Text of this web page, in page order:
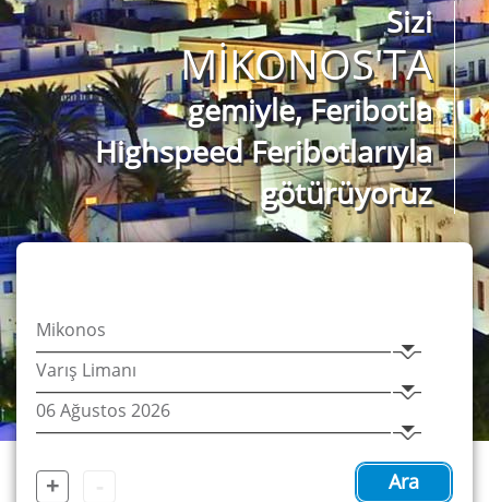
Sizi
MİKONOS'TA
gemiyle, Feribotla
Highspeed Feribotlarıyla
götürüyoruz
+ Ara